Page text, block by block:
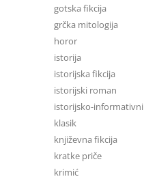
gotska fikcija
grčka mitologija
horor
istorija
istorijska fikcija
istorijski roman
istorijsko-informativni
klasik
književna fikcija
kratke priče
krimić